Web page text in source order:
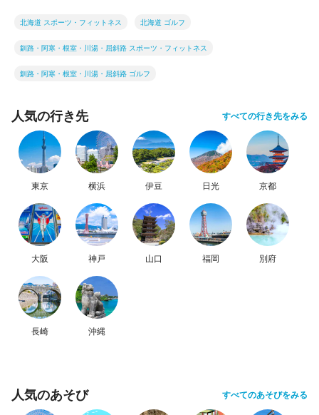
北海道 スポーツ・フィットネス 北海道 ゴルフ
釧路・阿寒・根室・川湯・屈斜路 スポーツ・フィットネス
釧路・阿寒・根室・川湯・屈斜路 ゴルフ
人気の行き先 すべての行き先をみる
東京 横浜 伊豆 日光 京都
大阪 神戸 山口 福岡 別府
長崎 沖縄
人気のあそび すべてのあそびをみる